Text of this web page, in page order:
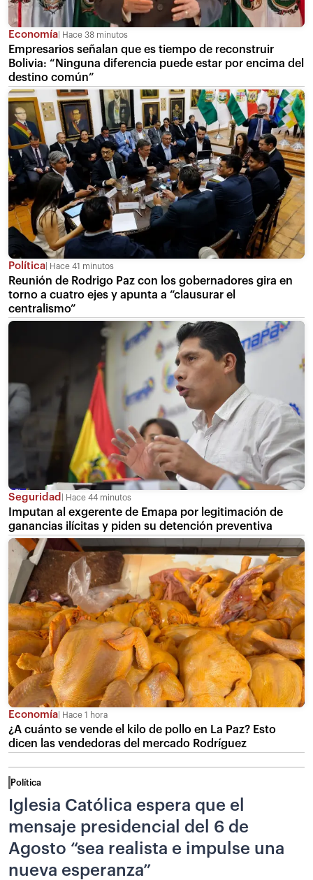
Economía Hace 38 minutos
Empresarios señalan que es tiempo de reconstruir
Bolivia: “Ninguna diferencia puede estar por encima del
destino común”
Política Hace 41 minutos
Reunión de Rodrigo Paz con los gobernadores gira en
torno a cuatro ejes y apunta a “clausurar el
centralismo”
Seguridad Hace 44 minutos
Imputan al exgerente de Emapa por legitimación de
ganancias ilícitas y piden su detención preventiva
Economía Hace 1 hora
¿A cuánto se vende el kilo de pollo en La Paz? Esto
dicen las vendedoras del mercado Rodríguez
Política
Iglesia Católica espera que el
mensaje presidencial del 6 de
Agosto “sea realista e impulse una
nueva esperanza”